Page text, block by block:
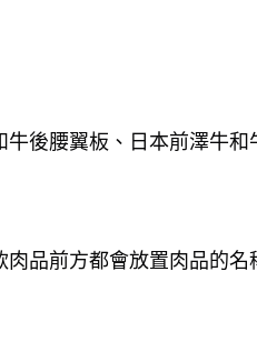
後腰翼板、日本前澤牛
品前方都會放置肉品的